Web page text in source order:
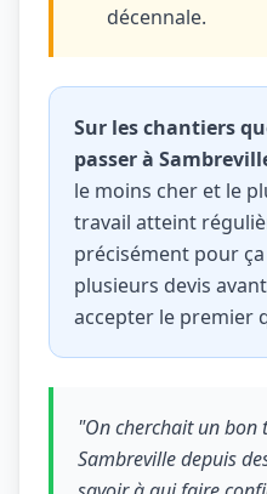
décennale.
Sur les chantiers
passer à
le moins cher et le
travail atteint
précisément pour
plusieurs devis
accepter le premier
"On cherchait un
Sambreville depuis